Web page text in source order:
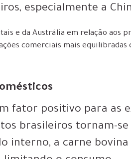
especialmente a
e da Austrália em relação aos
comerciais mais equilibradas
fator positivo para as
brasileiros tornam-
interno, a carne